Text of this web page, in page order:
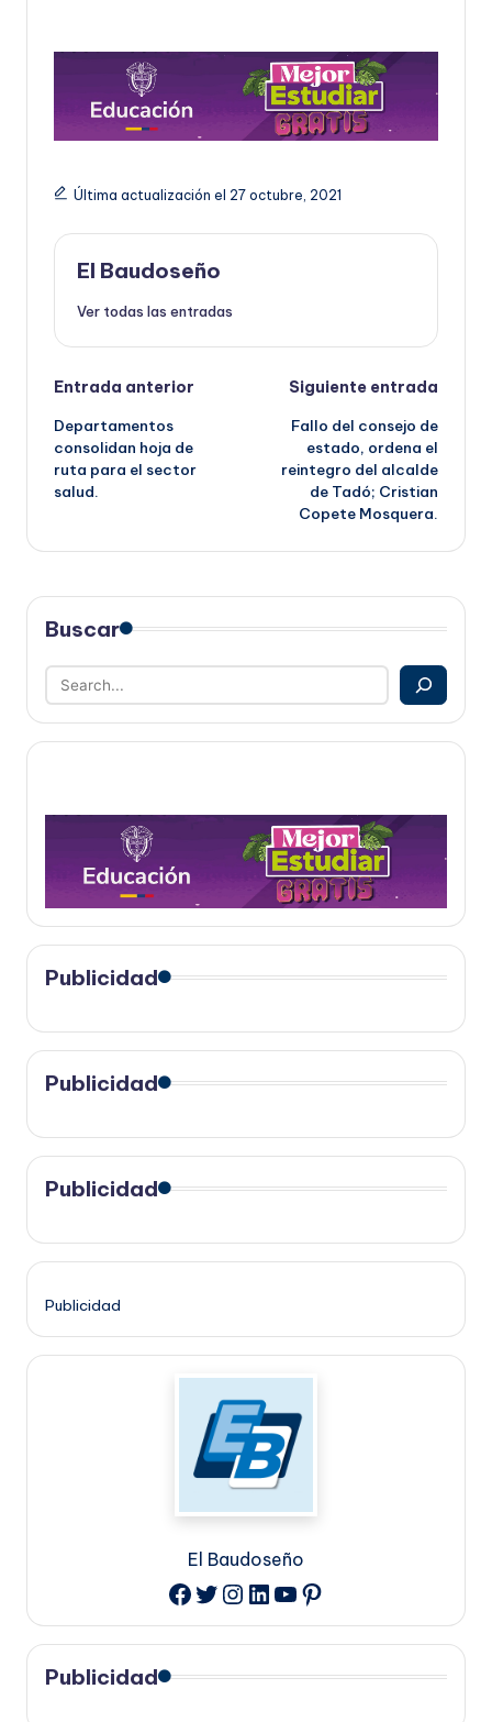
Última actualización el 27 octubre, 2021
El Baudoseño
Ver todas las entradas
Navegación
de
entradas
Entrada anterior
Departamentos
consolidan hoja de
ruta para el sector
salud.
Siguiente entrada
Fallo del consejo de
estado, ordena el
reintegro del alcalde
de Tadó; Cristian
Copete Mosquera.
Buscar
Publicidad
Publicidad
Publicidad
Publicidad
El Baudoseño
Facebook
Twitter
Instagram
LinkedIn
YouTube
Pinterest
Publicidad